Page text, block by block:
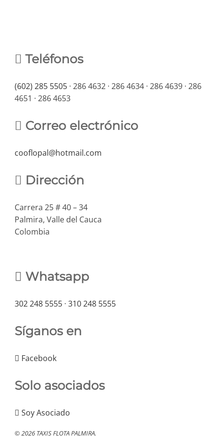
Teléfonos
(602) 285 5505· 286 4632 · 286 4634 · 286 4639 · 286
4651 · 286 4653
Correo electrónico
cooflopal@hotmail.com
Dirección
Carrera 25 # 40 – 34
Palmira, Valle del Cauca
Colombia
Whatsapp
302 248 5555· 310 248 5555
Síganos en
Facebook
Solo asociados
Soy Asociado
© 2026 TAXIS FLOTA PALMIRA.